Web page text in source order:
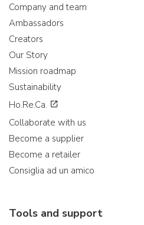
Company and team
Ambassadors
Creators
Our Story
Mission roadmap
Sustainability
Ho.Re.Ca.
Collaborate with us
Become a supplier
Become a retailer
Consiglia ad un amico
Tools and support